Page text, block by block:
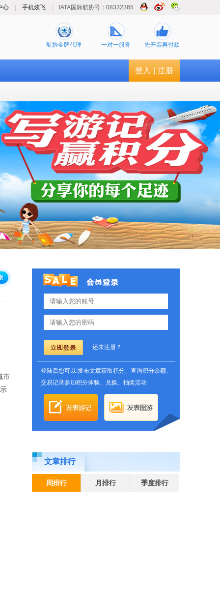
心 手机炫飞 IATA国际航协号：08332365
航协金牌代理 一对一服务 先开票再付款
登入 注册
市
还未注册？
登陆后您可以:发布文章获取积分、查询积分余额、
交易记录参加积分体验、兑换、抽奖活动
文章排行
周排行 月排行 季度排行